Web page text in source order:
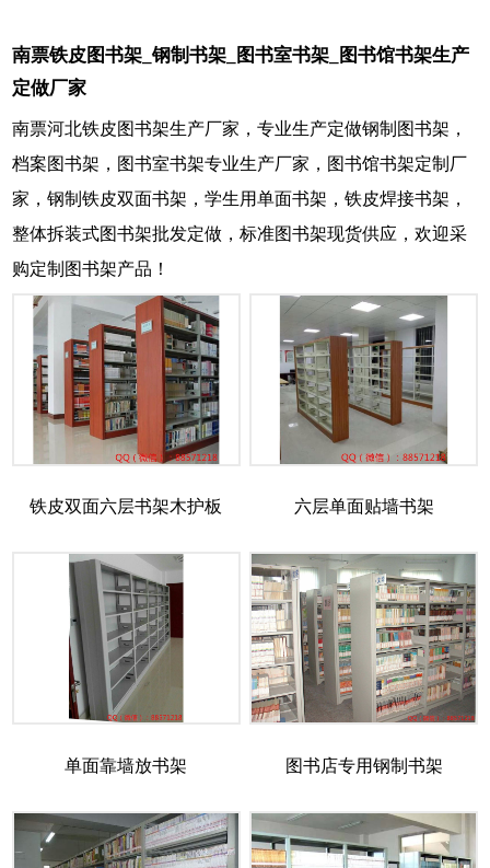
南票铁皮图书架_钢制书架_图书室书架_图书馆书架生产
定做厂家
南票河北铁皮图书架生产厂家，专业生产定做钢制图书架，
档案图书架，图书室书架专业生产厂家，图书馆书架定制厂
家，钢制铁皮双面书架，学生用单面书架，铁皮焊接书架，
整体拆装式图书架批发定做，标准图书架现货供应，欢迎采
购定制图书架产品！
铁皮双面六层书架木护板 六层单面贴墙书架
单面靠墙放书架 图书店专用钢制书架